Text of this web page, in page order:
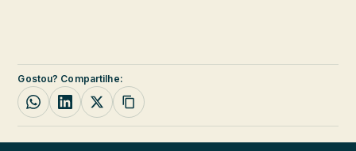
Gostou? Compartilhe: